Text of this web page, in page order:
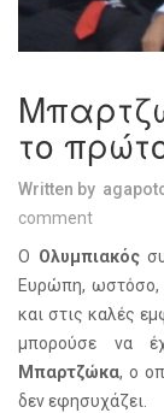
το
Written by
comment
Ο Ολυμπιακός
Ευρώπη, ωστόσο,
και στις καλές
μπορούσε να
Μπαρτζώκα, ο
δεν εφησυχάζει.